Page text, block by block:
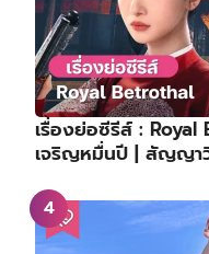
เรื่องย่อซีรีส์ :
เจริญหมื่นปี | สัญญา